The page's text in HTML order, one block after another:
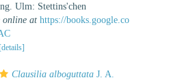
Ulm: Stettins'chen
online at https://books.google.co
[details]
Clausilia alboguttata J. A.